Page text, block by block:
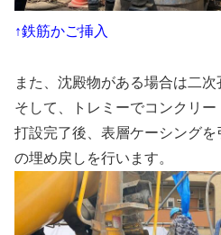
↑鉄筋かご挿入
また、沈殿物がある場合は二次
そして、トレミーでコンクリー
打設完了後、表層ケーシング
の埋め戻しを行います。